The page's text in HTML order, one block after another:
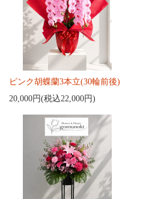
ピンク胡蝶蘭3本立(30輪前後)
20,000円(税込22,000円)